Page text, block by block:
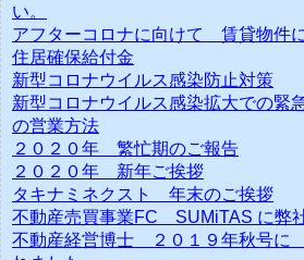
い。
アフターコロナに向けて 賃貸物件
住居確保給付金
新型コロナウイルス感染防止対策
新型コロナウイルス感染拡大での緊
の営業方法
２０２０年 繁忙期のご報告
２０２０年 新年ご挨拶
タキナミネクスト 年末のご挨拶
不動産売買事業FC SUMiTAS に弊
不動産経営博士 ２０１９年秋号に